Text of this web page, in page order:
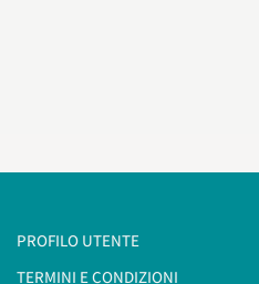
PROFILO UTENTE
TERMINI E CONDIZIONI